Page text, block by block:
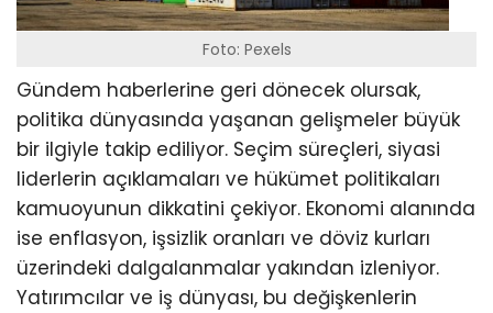
Foto: Pexels
Gündem haberlerine geri dönecek olursak,
politika dünyasında yaşanan gelişmeler büyük
bir ilgiyle takip ediliyor. Seçim süreçleri, siyasi
liderlerin açıklamaları ve hükümet politikaları
kamuoyunun dikkatini çekiyor. Ekonomi alanında
ise enflasyon, işsizlik oranları ve döviz kurları
üzerindeki dalgalanmalar yakından izleniyor.
Yatırımcılar ve iş dünyası, bu değişkenlerin